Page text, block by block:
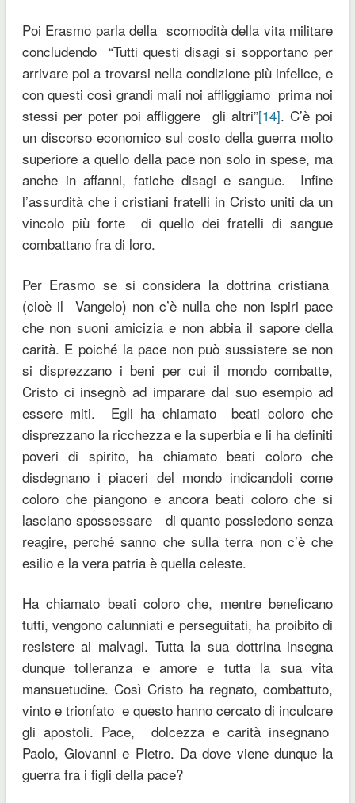
Poi Erasmo parla della scomodità della vita militare
concludendo “Tutti questi disagi si sopportano per
arrivare poi a trovarsi nella condizione più infelice, e
con questi così grandi mali noi affliggiamo prima noi
stessi per poter poi affliggere gli altri”[14]. C’è poi
un discorso economico sul costo della guerra molto
superiore a quello della pace non solo in spese, ma
anche in affanni, fatiche disagi e sangue. Infine
l’assurdità che i cristiani fratelli in Cristo uniti da un
vincolo più forte di quello dei fratelli di sangue
combattano fra di loro.
Per Erasmo se si considera la dottrina cristiana
(cioè il Vangelo) non c’è nulla che non ispiri pace
che non suoni amicizia e non abbia il sapore della
carità. E poiché la pace non può sussistere se non
si disprezzano i beni per cui il mondo combatte,
Cristo ci insegnò ad imparare dal suo esempio ad
essere miti. Egli ha chiamato beati coloro che
disprezzano la ricchezza e la superbia e li ha definiti
poveri di spirito, ha chiamato beati coloro che
disdegnano i piaceri del mondo indicandoli come
coloro che piangono e ancora beati coloro che si
lasciano spossessare di quanto possiedono senza
reagire, perché sanno che sulla terra non c’è che
esilio e la vera patria è quella celeste.
Ha chiamato beati coloro che, mentre beneficano
tutti, vengono calunniati e perseguitati, ha proibito di
resistere ai malvagi. Tutta la sua dottrina insegna
dunque tolleranza e amore e tutta la sua vita
mansuetudine. Così Cristo ha regnato, combattuto,
vinto e trionfato e questo hanno cercato di inculcare
gli apostoli. Pace, dolcezza e carità insegnano
Paolo, Giovanni e Pietro. Da dove viene dunque la
guerra fra i figli della pace?